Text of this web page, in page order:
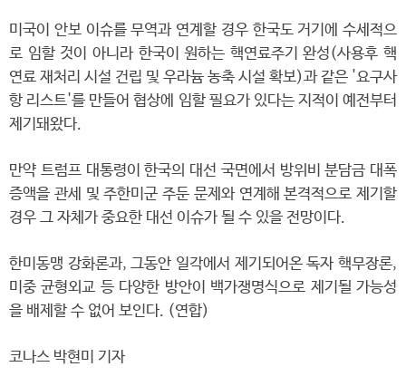
미국이 안보 이슈를 무역과 연계할 경우 한국도 거기에 수세적으
로 임할 것이 아니라 한국이 원하는 핵연료주기 완성(사용후 핵
연료 재처리 시설 건립 및 우라늄 농축 시설 확보)과 같은 '요구사
항 리스트'를 만들어 협상에 임할 필요가 있다는 지적이 예전부터
제기돼왔다.
만약 트럼프 대통령이 한국의 대선 국면에서 방위비 분담금 대폭
증액을 관세 및 주한미군 주둔 문제와 연계해 본격적으로 제기할
경우 그 자체가 중요한 대선 이슈가 될 수 있을 전망이다.
한미동맹 강화론과, 그동안 일각에서 제기되어온 독자 핵무장론,
미중 균형외교 등 다양한 방안이 백가쟁명식으로 제기될 가능성
을 배제할 수 없어 보인다. (연합)
코나스 박현미 기자